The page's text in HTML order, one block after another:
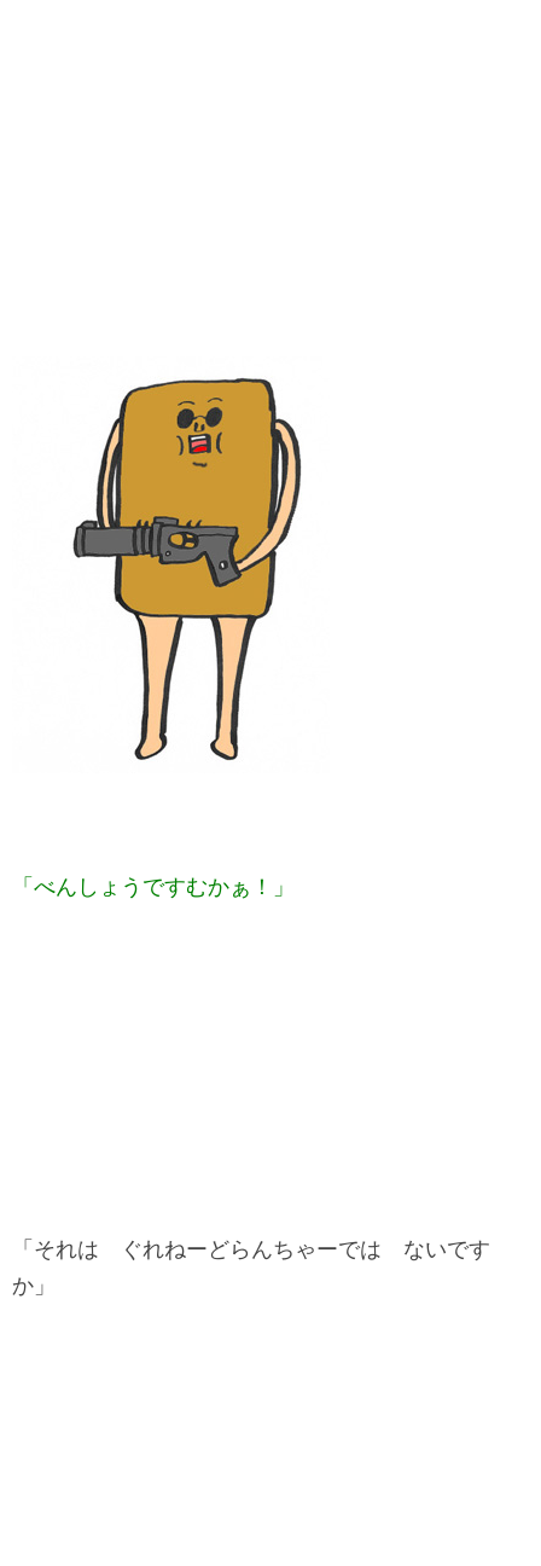
「べんしょうですむかぁ！」
「それは ぐれねーどらんちゃーでは ないです
か」